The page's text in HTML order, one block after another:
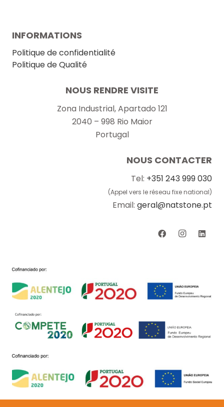
INFORMATIONS
Politique de confidentialité
Politique de Qualité
NOUS RENDRE VISITE
Zona Industrial, Apartado 121
2040 – 998 Rio Maior
Portugal
NOUS CONTACTER
Tel: +351 243 999 030
(Appel vers le réseau fixe national)
Email: geral@natstone.pt